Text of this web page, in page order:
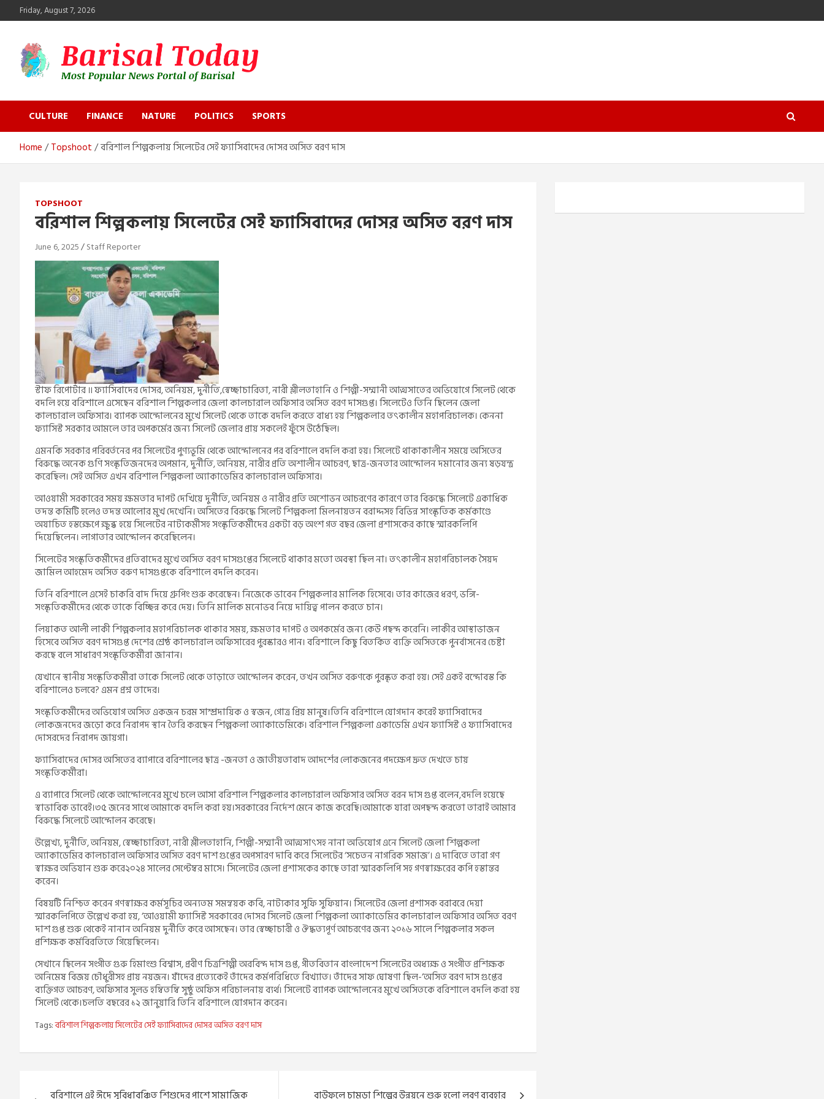
to
Friday, August 7, 2026
Barisal Today
CULTURE
FINANCE NATURE POLITICS SPORTS
Home Topshoot বরিশাল শিল্পকলায় সিলেটের সেই ফ্যাসিবাদের দোসর অসিত বরণ দাস
TOPSHOOT
বরিশাল শিল্পকলায় সিলেটের সেই ফ্যাসিবাদের দোসর অসিত বরণ দাস
June 6, 2025 Staff Reporter
স্টাফ রিপোর্টার ॥ ফ্যাসিবাদের দোসর, অনিয়ম, দুর্নীতি,স্বেচ্ছাচারিতা, নারী শ্লীলতাহানি ও শিল্পী-সম্মানী আত্মসাতের অভিযোগে সিলেট থেকে
বদলি হয়ে বরিশালে এসেছেন বরিশাল শিল্পকলার জেলা কালচারাল অফিসার অসিত বরণ দাসগুপ্ত। সিলেটেও তিনি ছিলেন জেলা
কালচারাল অফিসার। ব্যাপক আন্দোলনের মুখে সিলেট থেকে তাকে বদলি করতে বাধ্য হয় শিল্পকলার তৎকালীন মহাপরিচালক। কেননা
ফ্যাসিস্ট সরকার আমলে তার অপকর্মের জন্য সিলেট জেলার প্রায় সকলেই ফুঁসে উঠেছিল।
এমনকি সরকার পরিবর্তনের পর সিলেটের পুণ্যভূমি থেকে আন্দোলনের পর বরিশালে বদলি করা হয়। সিলেটে থাকাকালীন সময়ে অসিতের
বিরুদ্ধে অনেক গুণি সংস্কৃতিজনদের অপমান, দুর্নীতি, অনিয়ম, নারীর প্রতি অশালীন আচরণ, ছাত্র-জনতার আন্দোলন দমানোর জন্য ষড়যন্ত্র
করেছিল। সেই অসিত এখন বরিশাল শিল্পকলা অ্যাকাডেমির কালচারাল অফিসার।
আওয়ামী সরকারের সময় ক্ষমতার দাপট দেখিয়ে দুর্নীতি, অনিয়ম ও নারীর প্রতি অশোভন আচরণের কারণে তার বিরুদ্ধে সিলেটে একাধিক
তদন্ত কমিটি হলেও তদন্ত আলোর মুখ দেখেনি। অসিতের বিরুদ্ধে সিলেট শিল্পকলা মিলনায়তন বরাদ্দসহ বিভিন্ন সাংস্কৃতিক কর্মকাণ্ডে
অযাচিত হস্তক্ষেপে ক্ষুব্ধ হয়ে সিলেটের নাট্যকর্মীসহ সংস্কৃতিকর্মীদের একটা বড় অংশ গত বছর জেলা প্রশাসকের কাছে স্মারকলিপি
দিয়েছিলেন। লাগাতার আন্দোলন করেছিলেন।
সিলেটের সংস্কৃতিকর্মীদের প্রতিবাদের মুখে অসিত বরণ দাসগুপ্তের সিলেটে থাকার মতো অবস্থা ছিল না। তৎকালীন মহাপরিচালক সৈয়দ
জামিল আহমেদ অসিত বরুণ দাসগুপ্তকে বরিশালে বদলি করেন।
তিনি বরিশালে এসেই চাকরি বাদ দিয়ে গ্রুপিং শুরু করেছেন। নিজেকে ভাবেন শিল্পকলার মালিক হিসেবে। তার কাজের ধরণ, ভঙ্গি-
সংস্কৃতিকর্মীদের থেকে তাকে বিচ্ছিন্ন করে দেয়। তিনি মালিক মনোভব নিয়ে দায়িত্ব পালন করতে চান।
লিয়াকত আলী লাকী শিল্পকলার মহাপরিচালক থাকার সময়, ক্ষমতার দাপট ও অপকর্মের জন্য কেউ পছন্দ করেনি। লাকীর আস্থাভাজন
হিসেবে অসিত বরণ দাসগুপ্ত দেশের শ্রেষ্ঠ কালচারাল অফিসারের পুরস্কারও পান। বরিশালে কিছু বিতর্কিত ব্যক্তি অসিতকে পুনর্বাসনের চেষ্টা
করছে বলে সাধারণ সংস্কৃতিকর্মীরা জানান।
যেখানে স্থানীয় সংস্কৃতিকর্মীরা তাকে সিলেট থেকে তাড়াতে আন্দোলন করেন, তখন অসিত বরুণকে পুরস্কৃত করা হয়। সেই একই বন্দোবস্ত কি
বরিশালেও চলবে? এমন প্রশ্ন তাদের।
সংস্কৃতিকর্মীদের অভিযোগ অসিত একজন চরম সাম্প্রদায়িক ও স্বজন, গোত্র প্রিয় মানুষ।তিনি বরিশালে যোগদান করেই ফ্যাসিবাদের
লোকজনদের জড়ো করে নিরাপদ স্থান তৈরি করছেন শিল্পকলা অ্যাকাডেমিকে। বরিশাল শিল্পকলা একাডেমি এখন ফ্যাসিস্ট ও ফ্যাসিবাদের
দোসরদের নিরাপদ জায়গা।
ফ্যাসিবাদের দোসর অসিতের ব্যাপারে বরিশালের ছাত্র -জনতা ও জাতীয়তাবাদ আদর্শের লোকজনের পদক্ষেপ দ্রুত দেখতে চায়
সংস্কৃতিকর্মীরা।
এ ব্যাপারে সিলেট থেকে আন্দোলনের মুখে চলে আসা বরিশাল শিল্পকলার কালচারাল অফিসার অসিত বরন দাস গুপ্ত বলেন,বদলি হয়েছে
স্বাভাবিক ভাবেই।৩৫ জনের সাথে আমাকে বদলি করা হয়।সরকারের নির্দেশ মেনে কাজ করেছি।আমাকে যারা অপছন্দ করতো তারাই আমার
বিরুদ্ধে সিলেটে আন্দোলন করেছে।
উল্লেখ্য, দুর্নীতি, অনিয়ম, স্বেচ্ছাচারিতা, নারী শ্লীলতাহানি, শিল্পী-সম্মানী আত্মসাৎসহ নানা অভিযোগ এনে সিলেট জেলা শিল্পকলা
অ্যাকাডেমির কালচারাল অফিসার অসিত বরণ দাশ গুপ্তের অপসারণ দাবি করে সিলেটের ‘সচেতন নাগরিক সমাজ’। এ দাবিতে তারা গণ
স্বাক্ষর অভিযান শুরু করে২০২৪ সালের সেপ্টেম্বর মাসে। সিলেটের জেলা প্রশাসকের কাছে তারা স্মারকলিপি সহ গণস্বাক্ষরের কপি হস্তান্তর
করেন।
বিষয়টি নিশ্চিত করেন গণস্বাক্ষর কর্মসূচির অন্যতম সমন্বয়ক কবি, নাট্যকার সুফি সুফিয়ান। সিলেটের জেলা প্রশাসক বরাবরে দেয়া
স্মারকলিপিতে উল্লেখ করা হয়, ‘আওয়ামী ফ্যাসিস্ট সরকারের দোসর সিলেট জেলা শিল্পকলা অ্যাকাডেমির কালচারাল অফিসার অসিত বরণ
দাশ গুপ্ত শুরু থেকেই নানান অনিয়ম দুর্নীতি করে আসছেন। তার স্বেচ্ছাচারী ও ঔদ্ধত্যপূর্ণ আচরণের জন্য ২০১৬ সালে শিল্পকলার সকল
প্রশিক্ষক কর্মবিরতিতে গিয়েছিলেন।
সেখানে ছিলেন সংগীত গুরু হিমাংশু বিশ্বাস, প্রবীণ চিত্রশিল্পী অরবিন্দ দাস গুপ্ত, গীতবিতান বাংলাদেশ সিলেটের অধ্যক্ষ ও সংগীত প্রশিক্ষক
অনিমেষ বিজয় চৌধুরীসহ প্রায় নয়জন। যাঁদের প্রত্যেকেই তাঁদের কর্মপরিধিতে বিখ্যাত। তাঁদের সাফ ঘোষণা ছিল-‘অসিত বরণ দাস গুপ্তের
ব্যক্তিগত আচরণ, অফিসার সুলভ হম্বিতম্বি সুষ্ঠু অফিস পরিচালনায় ব্যর্থ। সিলেটে ব্যাপক আন্দোলনের মুখে অসিতকে বরিশালে বদলি করা হয়
সিলেট থেকে।চলতি বছরের ১২ জানুয়ারি তিনি বরিশালে যোগদান করেন।
Tags:বরিশাল শিল্পকলায় সিলেটের সেই ফ্যাসিবাদের দোসর অসিত বরণ দাস
বরিশালে এই ঈদে সুবিধাবঞ্চিত শিশুদের পাশে সামাজিক বাউফলে চামড়া শিল্পের উন্নয়নে শুরু হলো লবণ ব্যবহার